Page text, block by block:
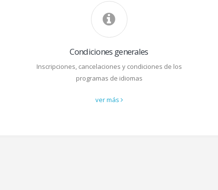
Condiciones generales
Inscripciones, cancelaciones y condiciones de los
programas de idiomas
ver más